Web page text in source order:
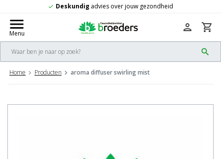
advies over jouw gezondheid
menu
Menu
search
person shopping_cart
Home Producten aroma diffuser swirling mist